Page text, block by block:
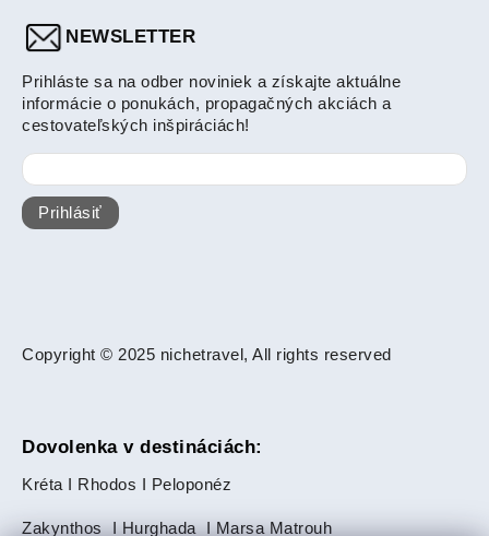
NEWSLETTER
Prihláste sa na odber noviniek a získajte aktuálne
informácie o ponukách, propagačných akciách a
cestovateľských inšpiráciách!
Prihlásiť
Copyright © 2025 nichetravel, All rights reserved
Dovolenka v destináciách:
Kréta Rhodos Peloponéz
Zakynthos Hurghada Marsa Matrouh